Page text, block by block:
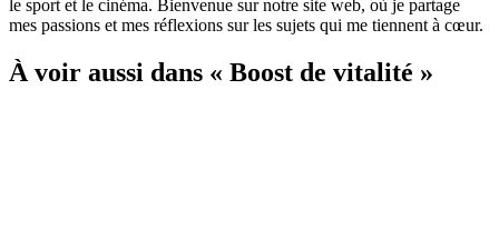
le sport et le cinéma. Bienvenue sur notre site web, où je partage
mes passions et mes réflexions sur les sujets qui me tiennent à cœur.
À voir aussi dans « Boost de vitalité »